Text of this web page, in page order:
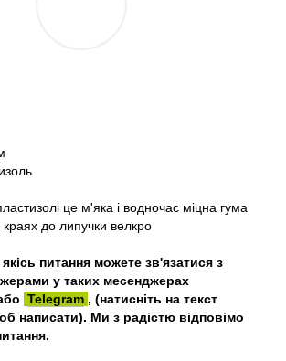
це м'яка і водночас міцна гума
до липучки велкро
питання можете зв'язатися з
у таких месенджерах
Telegram , (натисніть на текст
написати). Ми з радістю відповімо